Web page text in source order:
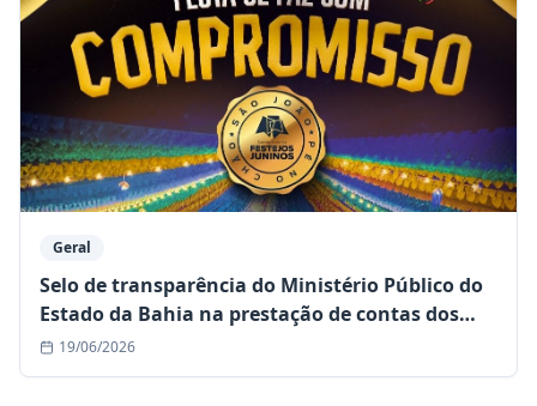
Geral
Selo de transparência do Ministério Público do
Estado da Bahia na prestação de contas dos
festejos juninos de 2026!
19/06/2026